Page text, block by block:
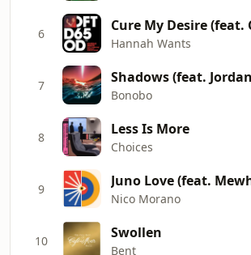
6
Hannah Wants
7 Shadows (feat.
Bonobo
8 Less Is More
Choices
9
Nico Morano
10 Swollen
Bent